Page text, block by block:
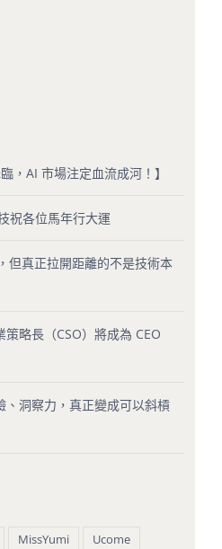
，AI 市場注定血流成河！】
祝各位馬年行大運
但真正拉開距離的不是技術本
略長（CSO）將成為 CEO
、洞察力，真正變成可以斜槓
MissYumi
Ucome